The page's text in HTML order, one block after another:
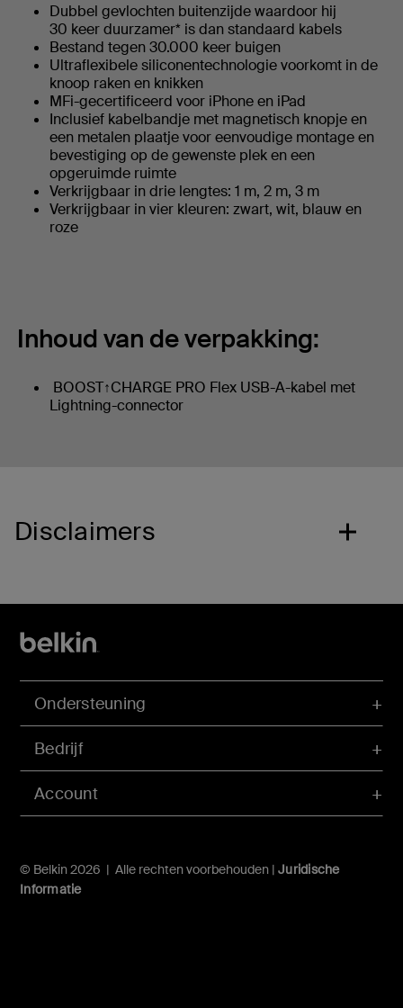
Dubbel gevlochten buitenzijde waardoor hij
30 keer duurzamer* is dan standaard kabels
Bestand tegen 30.000 keer buigen
Ultraflexibele siliconentechnologie voorkomt in de
knoop raken en knikken
MFi-gecertificeerd voor iPhone en iPad
Inclusief kabelbandje met magnetisch knopje en
een metalen plaatje voor eenvoudige montage en
bevestiging op de gewenste plek en een
opgeruimde ruimte
Verkrijgbaar in drie lengtes: 1 m, 2 m, 3 m
Verkrijgbaar in vier kleuren: zwart, wit, blauw en
roze
Inhoud van de verpakking:
BOOST↑CHARGE PRO Flex USB-A-kabel met
Lightning-connector
Disclaimers
Account
Ondersteuning
Bedrijf
© Belkin 2026 | Alle rechten voorbehouden | Juridische
Informatie